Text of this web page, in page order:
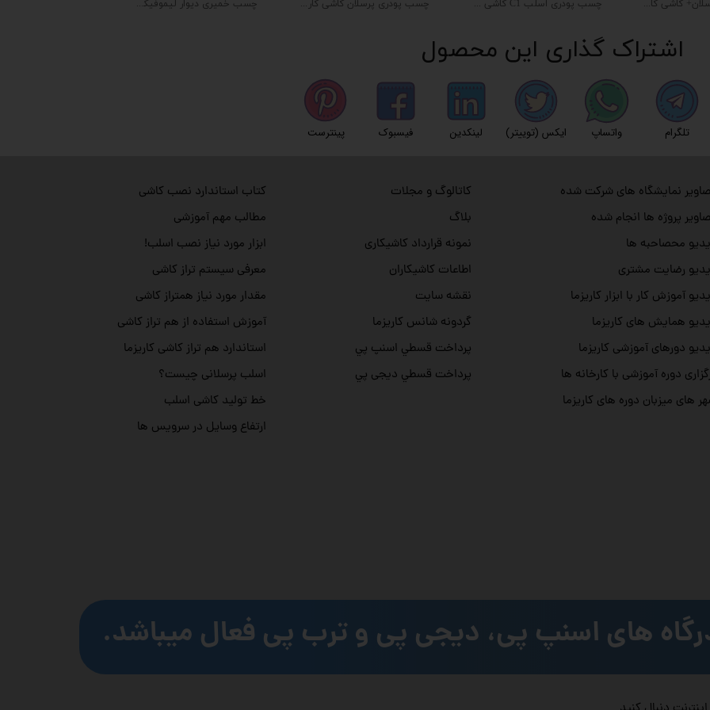
چسب خمیری دیوار لیموفیکس 5 کیلوگرمی چسب پودری پرسلان کاشی کاریزما (۲۰ کیلویی) چسب پودری اسلب C1 کاشی کاریزما (۲۰ کیلویی) چسب پودری پرسلان+ کاشی کاریزما (۲۰ کیلویی)
تلگرام واتساپ ایکس (توییتر) لینکدین فیسبوک پینترست
اشتراک گذاری این محصول
نمایشگاه های شرکت شده
پروژه ها انجام شده
محصاحبه ها
رضایت مشتری
آموزش کار با ابزار کاریزما
همایش های کاریزما
دورهای آموزشی کاریزما
دوره آموزشی با کارخانه ها
های میزبان دوره های کاریزما
کاتالوگ و مجلات
بلاگ
نمونه قرارداد کاشیکاری
اطاعات کاشیکاران
نقشه سایت
گردونه شانس کاریزما
پرداخت قسطي اسنپ پي
پرداخت قسطي دیجی پي
کتاب استاندارد نصب کاشی
مطالب مهم آموزشی
ابزار مورد نیاز نصب اسلب!
معرفی سیستم تراز کاشی
مقدار مورد نیاز همتراز کاشی
آموزش استفاده از هم تراز کاشی
استاندارد هم تراز کاشی کاریزما
اسلب پرسلانی چیست؟
خط تولید کاشی اسلب
ارتفاع وسایل در سرویس ها
های اسنپ پی، دیجی پی و ترب پی فعال میباشد.